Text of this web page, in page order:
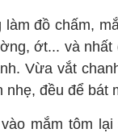
làm đồ chấm,
ớt... và nhất
Vừa vắt
nhẹ, đều để bát
mắm tôm lại